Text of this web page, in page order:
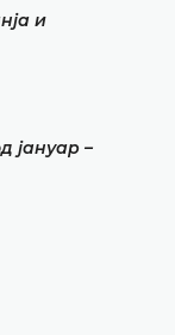
и
јануар –